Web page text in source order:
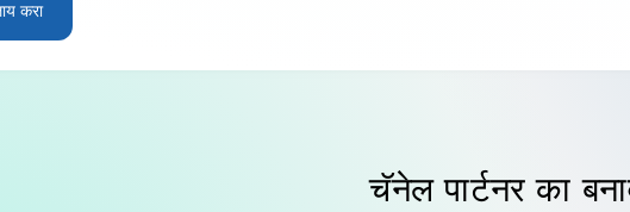
करा
चॅनेल पार्टनर का